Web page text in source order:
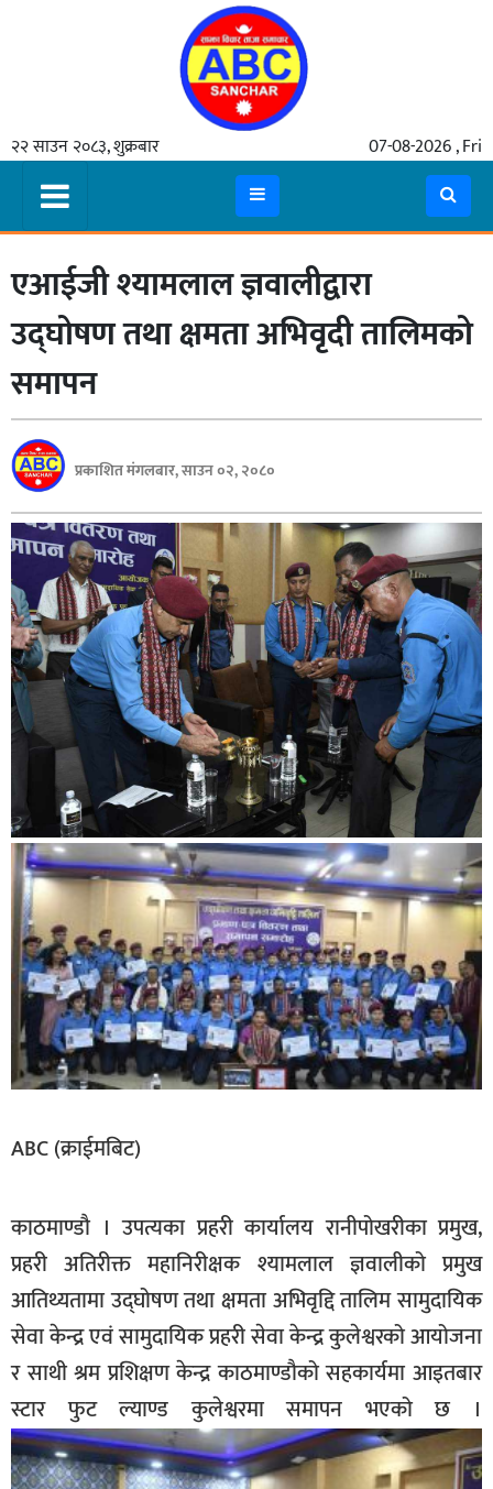
२२ साउन २०८३, शुक्रबार 07-08-2026 , Fri
समाचार
मुख्य
समाचार
कुटनीती
अर्थ
रसरङ्ग
यौन/
स्वास्थ्य
भिडियो
बिशेष
भिडियो
पत्रपत्रिका
खेलकुद
अचम्म
दुनिया
बिचार
कुराकानी
जीवनशैली
साहित्य
सूचना-
प्रवधि
एआईजी श्यामलाल ज्ञवालीद्वारा
उद्घोषण तथा क्षमता अभिवृदी तालिमको
समापन
प्रकाशित मंगलबार, साउन ०२, २०८०
ABC (क्राईमबिट)
काठमाण्डौ । उपत्यका प्रहरी कार्यालय रानीपोखरीका प्रमुख,
प्रहरी अतिरीक्त महानिरीक्षक श्यामलाल ज्ञवालीको प्रमुख
आतिथ्यतामा उद्घोषण तथा क्षमता अभिवृद्दि तालिम सामुदायिक
सेवा केन्द्र एवं सामुदायिक प्रहरी सेवा केन्द्र कुलेश्वरको आयोजना
र साथी श्रम प्रशिक्षण केन्द्र काठमाण्डौको सहकार्यमा आइतबार
स्टार फुट ल्याण्ड कुलेश्वरमा समापन भएको छ ।